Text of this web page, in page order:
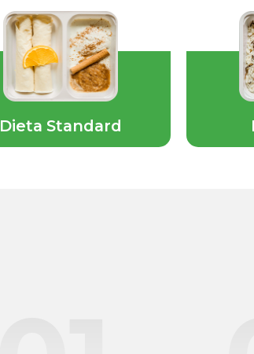
Dieta Standard